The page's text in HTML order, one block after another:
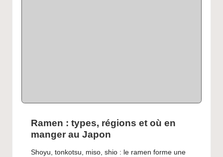
Ramen : types, régions et où en
manger au Japon
Shoyu, tonkotsu, miso, shio : le ramen forme une